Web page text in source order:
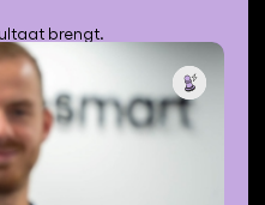
brengt.